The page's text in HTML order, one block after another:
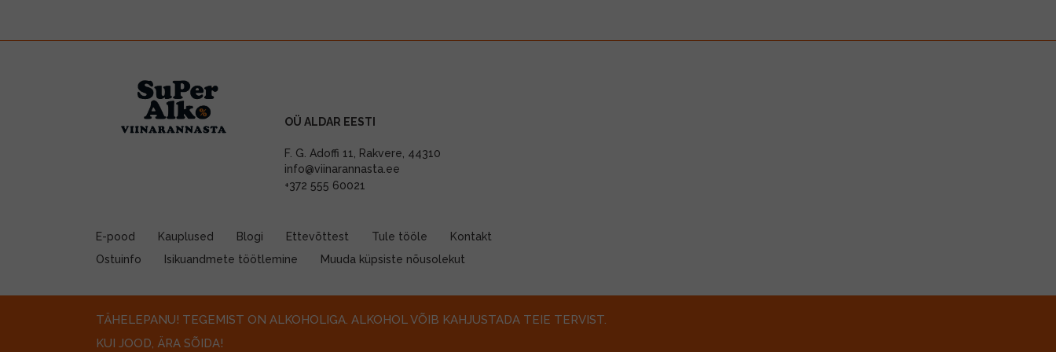
OÜ ALDAR EESTI
F. G. Adoffi 11, Rakvere, 44310
info@viinarannasta.ee
+372 555 60021
E-pood Kauplused Blogi Ettevõttest Tule tööle
Kontakt
Ostuinfo
Isikuandmete töötlemine Muuda küpsiste nõusolekut
TÄHELEPANU! TEGEMIST ON ALKOHOLIGA. ALKOHOL VÕIB KAHJUSTADA TEIE TERVIST.
KUI JOOD, ÄRA SÕIDA!